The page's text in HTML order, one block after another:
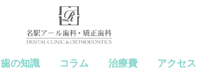
歯の知識 コラム 治療費 アクセス